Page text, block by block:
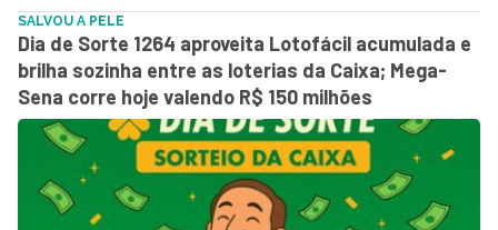
SALVOU A PELE
Dia de Sorte 1264 aproveita Lotofácil acumulada e
brilha sozinha entre as loterias da Caixa; Mega-
Sena corre hoje valendo R$ 150 milhões